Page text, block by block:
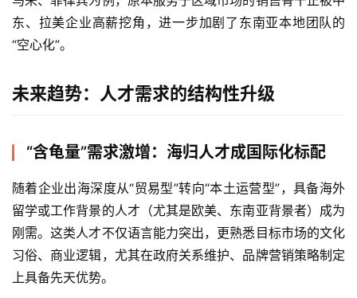
东、拉美企业高薪挖角，进一步加剧了东南亚本地团队的
“空心化”。
未来趋势：人才需求的结构性升级
“含龟量”需求激增：海归人才成国际化标配
随着企业出海深度从“贸易型”转向“本土运营型”，具备海外
留学或工作背景的人才（尤其是欧美、东南亚背景者）成为
刚需。这类人才不仅语言能力突出，更熟悉目标市场的文化
习俗、商业逻辑，尤其在政府关系维护、品牌营销策略制定
上具备先天优势。